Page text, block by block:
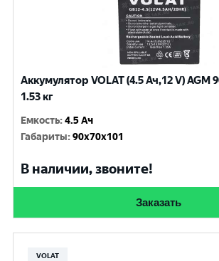
Аккумулятор VOLAT (4.5 Ач,12 V) AGM
1.53 кг
Емкость:4.5 Ач
Габариты:90x70x101
В наличии, звоните!
Заказать
VOLAT